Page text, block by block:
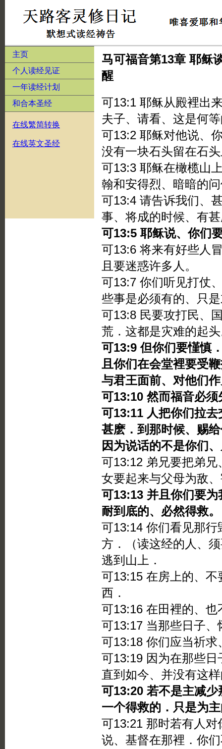
主页
个人读经见证
一年读经计划
和合本圣经
在线繁简转换
在线英文圣经
马可福音第13章 耶稣
醒
可13:1 耶稣从殿裡出
夫子、请看、这是何
可13:2 耶稣对他说、
没有一块石头留在石
可13:3 耶稣在橄榄山
翰和安得烈、暗暗的
可13:4 请告诉我们、
事、将成的时候、有
可13:5 耶稣说、你们
可13:6 将来有好些人
且要迷惑许多人。
可13:7 你们听见打仗
些事是必须有的、只
可13:8 民要攻打民、
荒．这都是灾难的起
可13:9 但你们要慬慎
且你们在会堂裡要受
与君王面前、对他们
可13:10 然而福音必须
可13:11 人把你们拉
甚麽．到那时候、赐
因为说话的不是你们
可13:12 弟兄要把弟
女要起来与父母为敌
可13:13 并且你们要
耐到底的、必然得救。
可13:14 你们看见那
方．（读这经的人、
逃到山上．
可13:15 在房上的、
西．
可13:16 在田裡的、
可13:17 当那些日子
可13:18 你们应当祈
可13:19 因为在那些
直到如今、并没有这
可13:20 若不是主减
一个得救的．只是为
可13:21 那时若有人
说、基督在那裡．你